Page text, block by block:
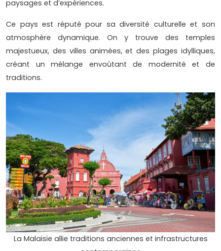
paysages et d’expériences.
Ce pays est réputé pour sa diversité culturelle et son
atmosphère dynamique. On y trouve des temples
majestueux, des villes animées, et des plages idylliques,
créant un mélange envoûtant de modernité et de
traditions.
La Malaisie allie traditions anciennes et infrastructures